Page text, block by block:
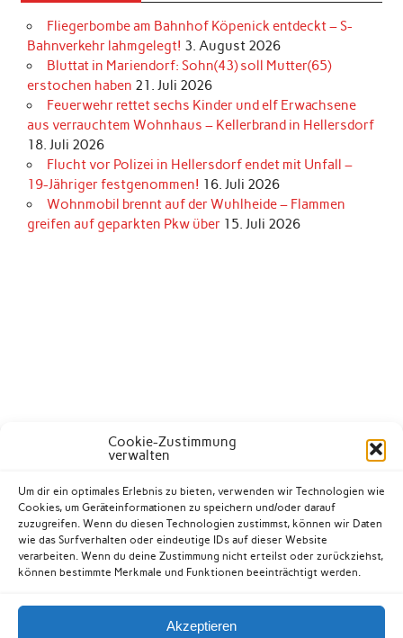
Cookie-Zustimmung
verwalten
Um dir ein optimales Erlebnis zu bieten, verwenden wir Technologien wie
Cookies, um Geräteinformationen zu speichern und/oder darauf
zuzugreifen. Wenn du diesen Technologien zustimmst, können wir Daten
wie das Surfverhalten oder eindeutige IDs auf dieser Website
verarbeiten. Wenn du deine Zustimmung nicht erteilst oder zurückziehst,
können bestimmte Merkmale und Funktionen beeinträchtigt werden.
Akzeptieren
Fliegerbombe am Bahnhof Köpenick entdeckt – S-
Bahnverkehr lahmgelegt! 3. August 2026
Bluttat in Mariendorf: Sohn(43) soll Mutter(65)
erstochen haben 21. Juli 2026
Feuerwehr rettet sechs Kinder und elf Erwachsene
aus verrauchtem Wohnhaus – Kellerbrand in Hellersdorf
18. Juli 2026
Flucht vor Polizei in Hellersdorf endet mit Unfall –
19-Jähriger festgenommen! 16. Juli 2026
Wohnmobil brennt auf der Wuhlheide – Flammen
greifen auf geparkten Pkw über 15. Juli 2026